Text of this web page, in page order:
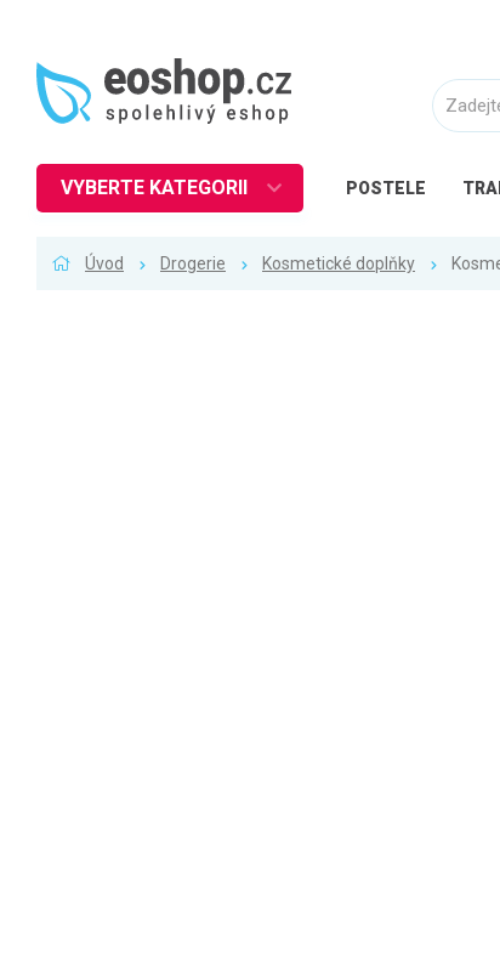
POSTELE
VYBERTE KATEGORII
Úvod Drogerie Kosmetické doplňky